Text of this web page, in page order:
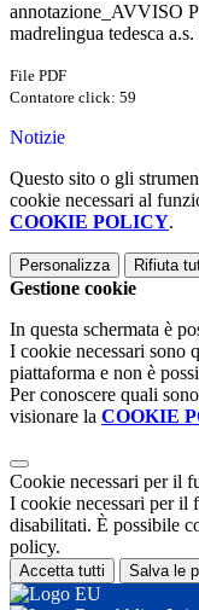
annotazione_AVVISO
madrelingua tedesca
File PDF
Contatore click: 59
Notizie
Questo sito o gli
cookie necessari al
COOKIE POLICY.
Personalizza Rifiuta
Gestione cookie
In questa schermata è
I cookie necessari sono
piattaforma e non è
Per conoscere quali
visionare la COOKIE
Cookie necessari per il
I cookie necessari per il
disabilitati. È possibile
policy.
Accetta tutti Salva le